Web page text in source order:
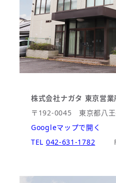
株式会社ナガタ 東京営業
〒192-0045 東京都八
Googleマップで開く
TEL 042-631-1782